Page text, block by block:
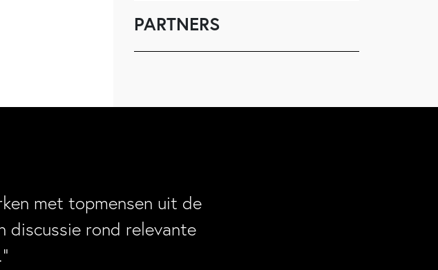
PARTNERS
met topmensen uit de
discussie rond relevante